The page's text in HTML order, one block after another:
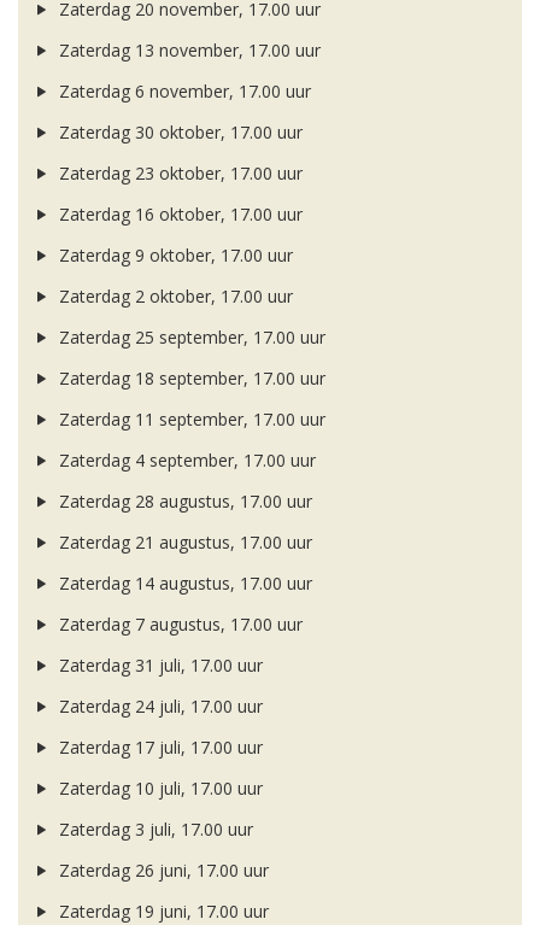
Zaterdag 20 november, 17.00 uur
Zaterdag 13 november, 17.00 uur
Zaterdag 6 november, 17.00 uur
Zaterdag 30 oktober, 17.00 uur
Zaterdag 23 oktober, 17.00 uur
Zaterdag 16 oktober, 17.00 uur
Zaterdag 9 oktober, 17.00 uur
Zaterdag 2 oktober, 17.00 uur
Zaterdag 25 september, 17.00 uur
Zaterdag 18 september, 17.00 uur
Zaterdag 11 september, 17.00 uur
Zaterdag 4 september, 17.00 uur
Zaterdag 28 augustus, 17.00 uur
Zaterdag 21 augustus, 17.00 uur
Zaterdag 14 augustus, 17.00 uur
Zaterdag 7 augustus, 17.00 uur
Zaterdag 31 juli, 17.00 uur
Zaterdag 24 juli, 17.00 uur
Zaterdag 17 juli, 17.00 uur
Zaterdag 10 juli, 17.00 uur
Zaterdag 3 juli, 17.00 uur
Zaterdag 26 juni, 17.00 uur
Zaterdag 19 juni, 17.00 uur